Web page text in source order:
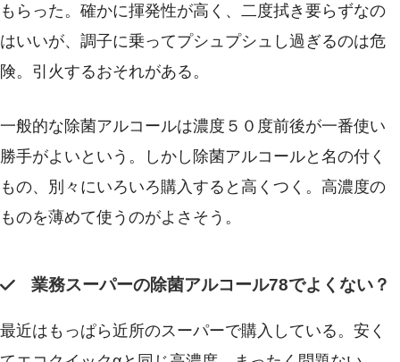
もらった。確かに揮発性が高く、二度拭き要らずなの
はいいが、調子に乗ってプシュプシュし過ぎるのは危
険。引火するおそれがある。
一般的な除菌アルコールは濃度５０度前後が一番使い
勝手がよいという。しかし除菌アルコールと名の付く
もの、別々にいろいろ購入すると高くつく。高濃度の
ものを薄めて使うのがよさそう。
業務スーパーの除菌アルコール78でよくない？
最近はもっぱら近所のスーパーで購入している。安く